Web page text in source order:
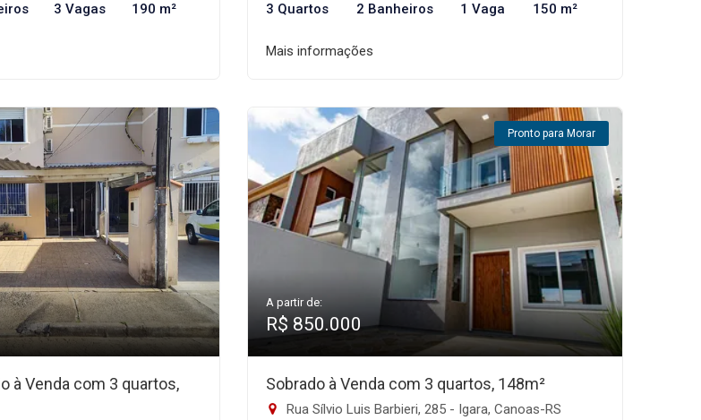
3 Vagas 190 m² 3 Quartos 2 Banheiros 1 Vaga 150 m²
Mais informações
à Venda com 3 quartos,
Pronto para Morar
A partir de:
R$ 850.000
Sobrado à Venda com 3 quartos, 148m²
Rua Sílvio Luis Barbieri, 285 - Igara, Canoas-RS